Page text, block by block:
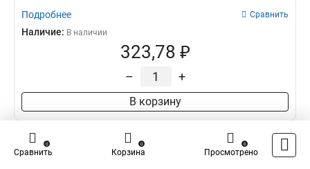
Подробнее Сравнить
Наличие: В наличии
323,78 ₽
– +
В корзину
Сравнить
0
Корзина
0
Просмотрено
0